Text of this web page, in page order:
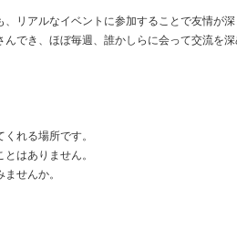
リアルなイベントに参加することで友情が深
でき、ほぼ毎週、誰かしらに会って交流を深
れる場所です。
はありません。
せんか。